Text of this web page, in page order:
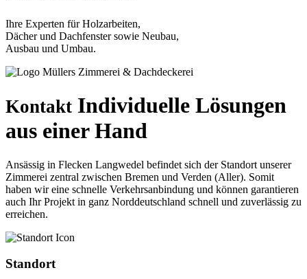
Ihre Experten für Holzarbeiten,
Dächer und Dachfenster sowie Neubau,
Ausbau und Umbau.
Kontakt Individuelle Lösungen
aus einer Hand
Ansässig in Flecken Langwedel befindet sich der Standort unserer
Zimmerei zentral zwischen Bremen und Verden (Aller). Somit
haben wir eine schnelle Verkehrsanbindung und können garantieren
auch Ihr Projekt in ganz Norddeutschland schnell und zuverlässig zu
erreichen.
Standort